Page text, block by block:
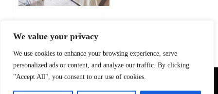
We value your privacy
We use cookies to enhance your browsing experience, serve
personalized ads or content, and analyze our traffic. By clicking
"Accept All", you consent to our use of cookies.
Używamy plików cookie, aby zapewnić najlepszą jakość korzystania
z naszej strony.
TRZECH
MIESZKAŃ W
SOPOCIE
Pomorskie ,Sopot